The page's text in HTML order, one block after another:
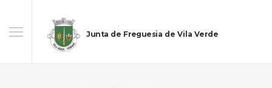
Junta de Freguesia de Vila Verde